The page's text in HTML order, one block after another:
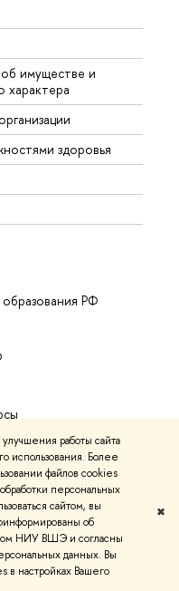
работы сайта
использования. Более
файлов cookies
персональных
сайтом, вы
об
НИУ ВШЭ и согласны
данных. Вы
в настройках Вашего
✖
имуществе и
характера
здоровья
РФ
Условия
конфиденциальности
Редактору